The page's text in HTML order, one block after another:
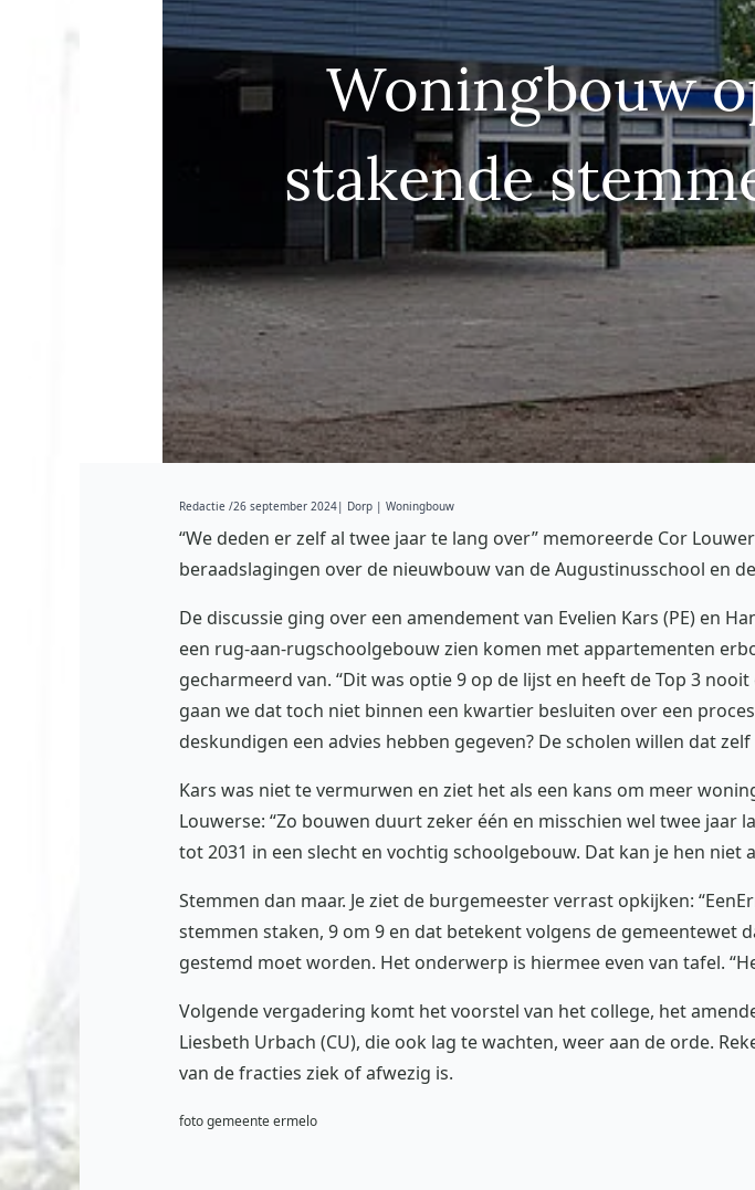
Woningbouw
stakende
Redactie /26 september 2024| Dorp | Woningbouw
“We deden er zelf al twee jaar te lang over” memoreerde Cor
beraadslagingen over de nieuwbouw van de Augustinusschool en
De discussie ging over een amendement van Evelien Kars (PE) en
een rug-aan-rugschoolgebouw zien komen met appartementen
gecharmeerd van. “Dit was optie 9 op de lijst en heeft de Top 3
gaan we dat toch niet binnen een kwartier besluiten over een
deskundigen een advies hebben gegeven? De scholen willen dat zelf
Kars was niet te vermurwen en ziet het als een kans om meer
Louwerse: “Zo bouwen duurt zeker één en misschien wel twee jaar
tot 2031 in een slecht en vochtig schoolgebouw. Dat kan je hen niet
Stemmen dan maar. Je ziet de burgemeester verrast opkijken:
stemmen staken, 9 om 9 en dat betekent volgens de gemeentewet
gestemd moet worden. Het onderwerp is hiermee even van tafel.
Volgende vergadering komt het voorstel van het college, het
Liesbeth Urbach (CU), die ook lag te wachten, weer aan de orde.
van de fracties ziek of afwezig is.
foto gemeente ermelo